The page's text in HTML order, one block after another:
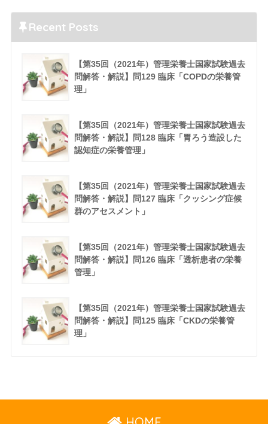
Recent Posts
【第35回（2021年）管理栄養士国家試験過去
問解答・解説】問129 臨床「COPDの栄養管
理」
【第35回（2021年）管理栄養士国家試験過去
問解答・解説】問128 臨床「胃ろう造設した
認知症の栄養管理」
【第35回（2021年）管理栄養士国家試験過去
問解答・解説】問127 臨床「クッシング症候
群のアセスメント」
【第35回（2021年）管理栄養士国家試験過去
問解答・解説】問126 臨床「透析患者の栄養
管理」
【第35回（2021年）管理栄養士国家試験過去
問解答・解説】問125 臨床「CKDの栄養管
理」